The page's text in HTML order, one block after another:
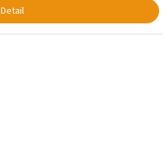
Detail